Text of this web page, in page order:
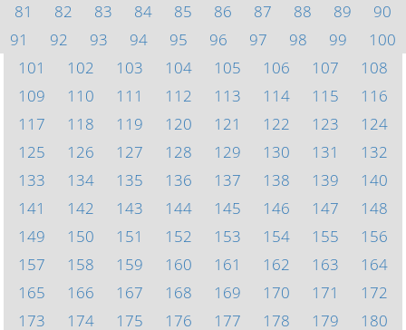
81
82 83 84 85 86 87 88 89
90
91
92 93 94 95 96 97 98 99
100
101
102 103 104 105 106 107
108
109
110 111 112 113 114 115
116
117
118 119 120 121 122 123
124
125
126 127 128 129 130 131
132
133
134 135 136 137 138 139
140
141
142 143 144 145 146 147
148
149
150 151 152 153 154 155
156
157
158 159 160 161 162 163
164
165
166 167 168 169 170 171
172
173
174 175 176 177 178 179
180